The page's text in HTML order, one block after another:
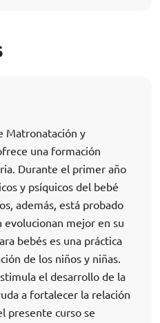
Matronatación y
una formación
Durante el primer año
y psíquicos del bebé
además, está probado
evolucionan mejor en su
bebés es una práctica
de los niños y niñas.
el desarrollo de la
a fortalecer la relación
presente curso se